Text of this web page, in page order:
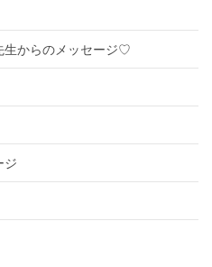
生からのメッセージ♡
ジ